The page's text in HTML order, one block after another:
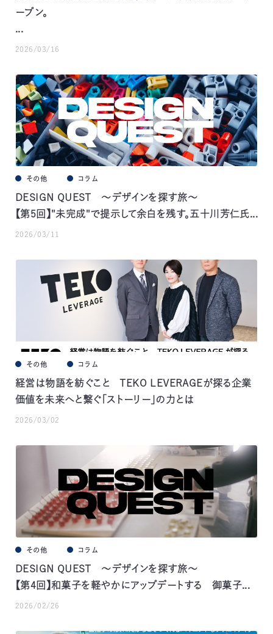
ープン。
...
2026/03/16
その他 コラム
DESIGN QUEST ～デザインを探す旅～
【第5回】"未完成"で提示して余白を残す。五十川芳仁氏...
2026/03/11
その他 コラム
経営は物語を紡ぐこと TEKO LEVERAGEが探る企業
価値を未来へと繋ぐ「ストーリー」の力とは
2026/03/02
その他 コラム
DESIGN QUEST ～デザインを探す旅～
【第4回】和菓子を軽やかにアップデートする 御菓子...
2026/02/26